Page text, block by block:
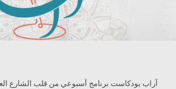
آراب بودكاست برنامج أسبوعي من قلب الشارع